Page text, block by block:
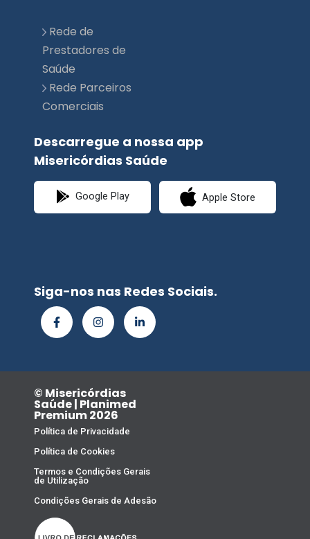
Rede de
Prestadores de
Saúde
Rede Parceiros
Comerciais
Descarregue a nossa app
Misericórdias Saúde
Google Play Apple Store
Siga-nos nas Redes Sociais.
© Misericórdias
Saúde | Planimed
Premium 2026
Política de Privacidade
Política de Cookies
Termos e Condições Gerais
de Utilização
Condições Gerais de Adesão